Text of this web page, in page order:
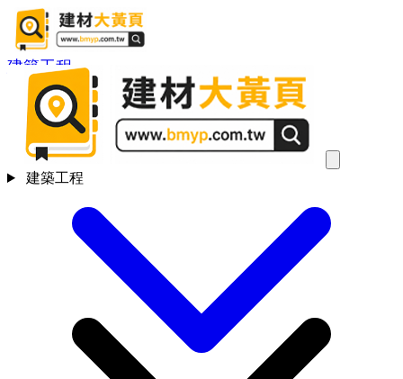
建築工程
建築工程